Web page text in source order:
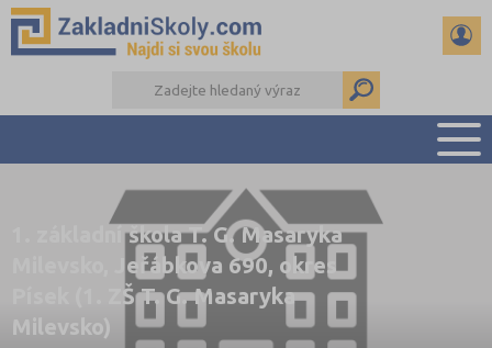
PŘEHLED ŠKOL
PŘIJÍMAČKY NA SŠ
RADY A ČLÁNKY
ČTENÁŘSKÝ DENÍK
DALŠÍ DRUHY ŠKOL
1. základní škola T. G. Masaryka
Milevsko, Jeřábkova 690, okres
Písek (1. ZŠ T. G. Masaryka
Milevsko)